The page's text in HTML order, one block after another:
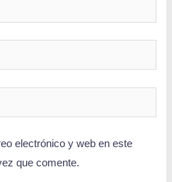
electrónico y web en este
que comente.